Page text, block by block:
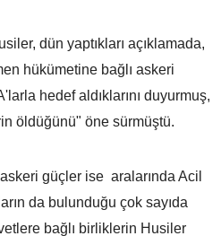
dün yaptıkları açıklamada,
hükümetine bağlı askeri
hedef aldıklarını duyurmuş,
öldüğünü" öne sürmüştü.
güçler ise aralarında Acil
da bulunduğu çok sayıda
bağlı birliklerin Husiler